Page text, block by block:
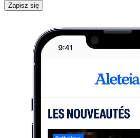
Zapisz się